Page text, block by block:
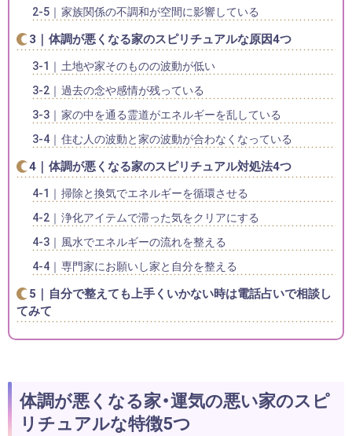
家族関係の不調和が空間に影響している
体調が悪くなる家のスピリチュアルな原因4つ
土地や家そのものの波動が低い
過去の念や感情が残っている
家の中を通る霊道がエネルギーを乱している
住む人の波動と家の波動が合わなくなっている
体調が悪くなる家のスピリチュアル対処法4つ
掃除と換気でエネルギーを循環させる
浄化アイテムで滞った気をクリアにする
風水でエネルギーの流れを整える
専門家にお願いし家と自分を整える
自分で整えても上手くいかない時は電話占いで相談し
てみて
体調が悪くなる家・運気の悪い家のスピ
リチュアルな特徴5つ